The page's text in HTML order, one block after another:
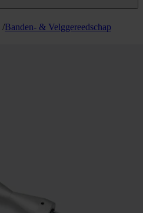
/Banden- & Velggereedschap